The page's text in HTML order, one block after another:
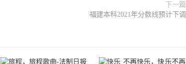
下一篇
福建本科2021年分数线预计下调